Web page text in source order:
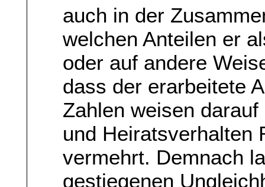
auch in der
welchen Anteilen er
oder auf andere
dass der erarbeitete
Zahlen weisen
und Heiratsverhalten
vermehrt. Demnach
gestiegenen